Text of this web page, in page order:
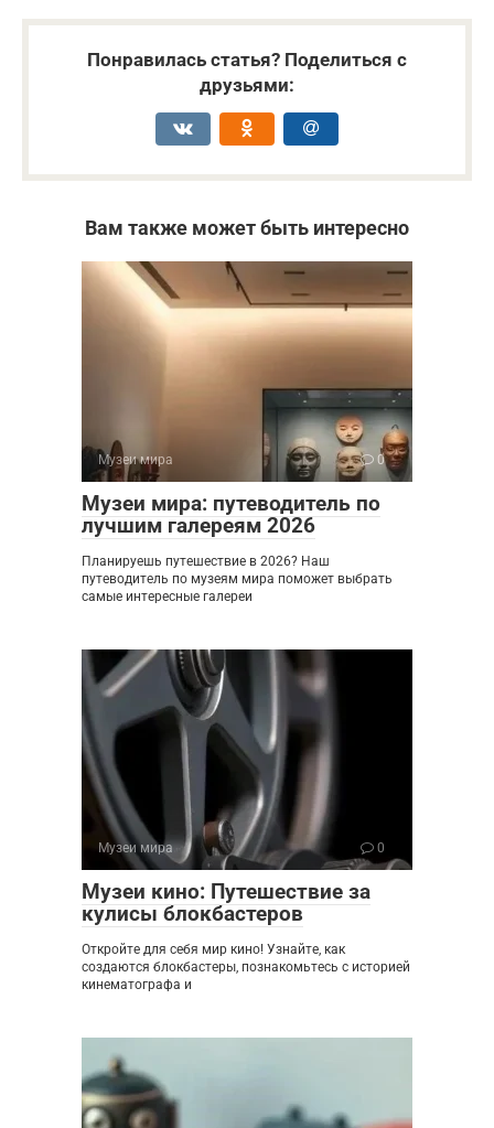
Понравилась статья? Поделиться с
друзьями:
Вам также может быть интересно
Музеи мира 0
Музеи мира: путеводитель по
лучшим галереям 2026
Планируешь путешествие в 2026? Наш
путеводитель по музеям мира поможет выбрать
самые интересные галереи
Музеи мира 0
Музеи кино: Путешествие за
кулисы блокбастеров
Откройте для себя мир кино! Узнайте, как
создаются блокбастеры, познакомьтесь с историей
кинематографа и